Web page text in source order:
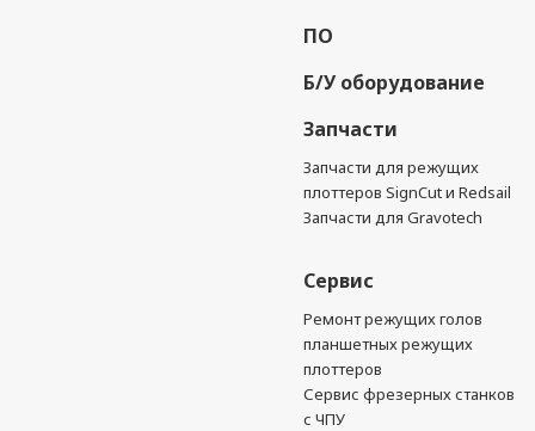
ПО
Б/У оборудование
Запчасти
Запчасти для режущих
плоттеров SignCut и Redsail
Запчасти для Gravotech
Сервис
Ремонт режущих голов
планшетных режущих
плоттеров
Сервис фрезерных станков
с ЧПУ